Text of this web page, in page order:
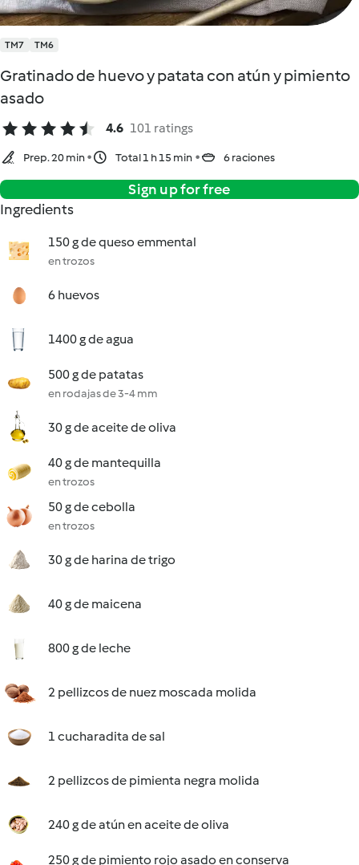
TM7 TM6
Gratinado de huevo y patata con atún y pimiento
asado
4.6 101 ratings
Prep. 20 min Total 1 h 15 min 6 raciones
Sign up for free
Ingredients
150 g de queso emmental
en trozos
6 huevos
1400 g de agua
500 g de patatas
en rodajas de 3-4 mm
30 g de aceite de oliva
40 g de mantequilla
en trozos
50 g de cebolla
en trozos
30 g de harina de trigo
40 g de maicena
800 g de leche
2 pellizcos de nuez moscada molida
1 cucharadita de sal
2 pellizcos de pimienta negra molida
240 g de atún en aceite de oliva
250 g de pimiento rojo asado en conserva